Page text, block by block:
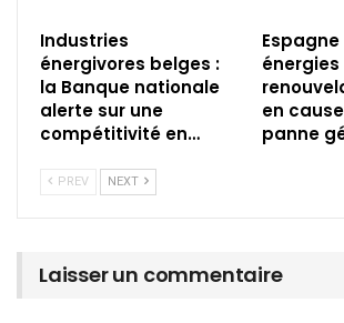
Industries
énergivores belges :
la Banque nationale
alerte sur une
compétitivité en…
Espagne
énergies
en
panne
PREV NEXT
Laisser un commentaire